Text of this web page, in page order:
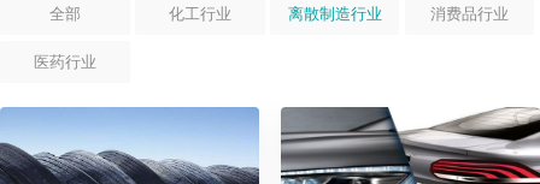
全部 化工行业 离散制造行业 消费品行业
医药行业